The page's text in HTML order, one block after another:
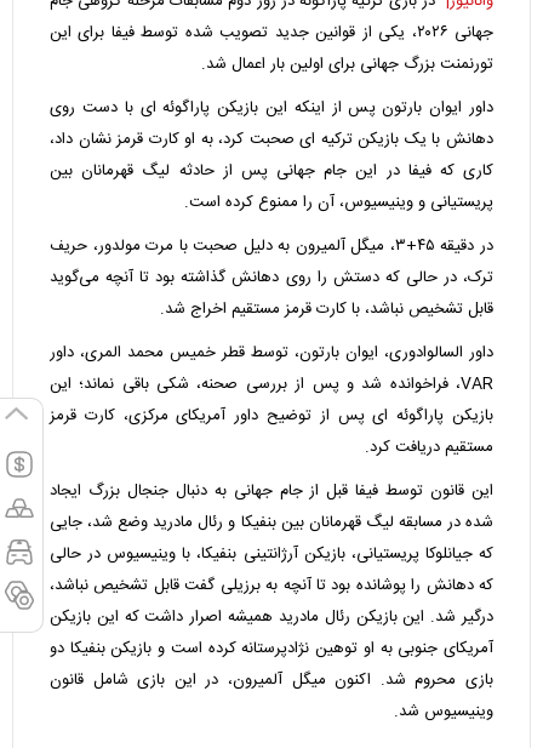
جهانی ۲۰۲۶، یکی از قوانین جدید تصویب شده توسط فیفا برای این
تورنمنت بزرگ جهانی برای اولین بار اعمال شد.
داور ایوان بارتون پس از اینکه این بازیکن پاراگوئه ای با دست روی
دهانش با یک بازیکن ترکیه ای صحبت کرد، به او کارت قرمز نشان داد،
کاری که فیفا در این جام جهانی پس از حادثه لیگ قهرمانان بین
پریستیانی و وینیسیوس، آن را ممنوع کرده است.
در دقیقه ۴۵+۳، میگل آلمیرون به دلیل صحبت با مرت مولدور، حریف
ترک، در حالی که دستش را روی دهانش گذاشته بود تا آنچه می‌گوید
قابل تشخیص نباشد، با کارت قرمز مستقیم اخراج شد.
داور السالوادوری، ایوان بارتون، توسط قطر خمیس محمد المری، داور
VAR، فراخوانده شد و پس از بررسی صحنه، شکی باقی نماند؛ این
بازیکن پاراگوئه ای پس از توضیح داور آمریکای مرکزی، کارت قرمز
مستقیم دریافت کرد.
این قانون توسط فیفا قبل از جام جهانی به دنبال جنجال بزرگ ایجاد
شده در مسابقه لیگ قهرمانان بین بنفیکا و رئال مادرید وضع شد، جایی
که جیانلوکا پریستیانی، بازیکن آرژانتینی بنفیکا، با وینیسیوس در حالی
که دهانش را پوشانده بود تا آنچه به برزیلی گفت قابل تشخیص نباشد،
درگیر شد. این بازیکن رئال مادرید همیشه اصرار داشت که این بازیکن
آمریکای جنوبی به او توهین نژادپرستانه کرده است و بازیکن بنفیکا دو
بازی محروم شد. اکنون میگل آلمیرون، در این بازی شامل قانون
وینیسیوس شد.